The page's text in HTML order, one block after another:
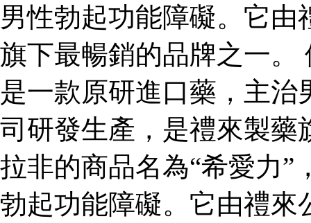
男性勃起功能障礙。它
旗下最暢銷的品牌之一。
是一款原研進口藥，主
司研發生產，是禮來製藥
拉非的商品名為“希愛力”
勃起功能障礙。它由禮來